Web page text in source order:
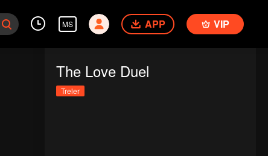
MS APP VIP
The Love Duel
Treler